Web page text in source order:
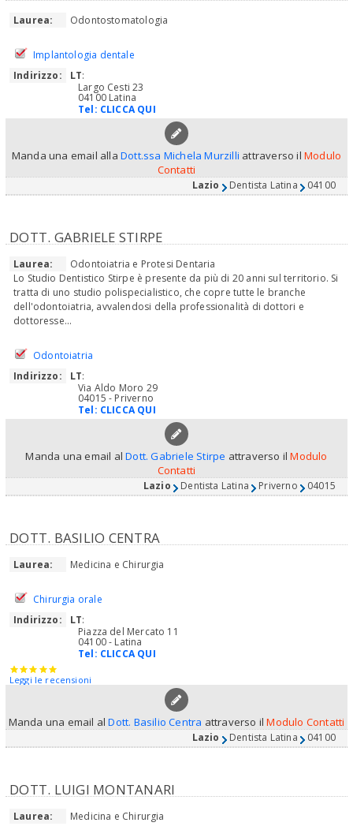
Laurea: Odontostomatologia
Implantologia dentale
Indirizzo:
LT:
Largo Cesti 23
04100 Latina
Tel: CLICCA QUI
Manda una email allaDott.ssa Michela Murzilli attraverso il Modulo
Contatti
Lazio Dentista Latina 04100
DOTT. GABRIELE STIRPE
Laurea:
Odontoiatria e Protesi Dentaria
Lo Studio Dentistico Stirpe è presente da più di 20 anni sul territorio. Si
tratta di uno studio polispecialistico, che copre tutte le branche
dell'odontoiatria, avvalendosi della professionalità di dottori e
dottoresse...
Odontoiatria
Indirizzo:
LT:
Via Aldo Moro 29
04015 - Priverno
Tel: CLICCA QUI
Manda una email alDott. Gabriele Stirpe attraverso ilModulo
Contatti
Lazio Dentista Latina Priverno 04015
DOTT. BASILIO CENTRA
Laurea: Medicina e Chirurgia
Chirurgia orale
Indirizzo:
LT:
Piazza del Mercato 11
04100 - Latina
Tel: CLICCA QUI
Leggi le recensioni
Manda una email alDott. Basilio Centra attraverso ilModulo Contatti
Lazio Dentista Latina 04100
DOTT. LUIGI MONTANARI
Laurea: Medicina e Chirurgia